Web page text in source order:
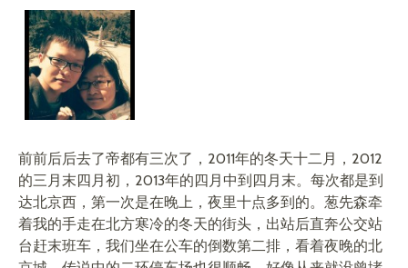
前前后后去了帝都有三次了，2011年的冬天十二月，2012
的三月末四月初，2013年的四月中到四月末。每次都是到
达北京西，第一次是在晚上，夜里十点多到的。葱先森牵
着我的手走在北方寒冷的冬天的街头，出站后直奔公交站
台赶末班车，我们坐在公车的倒数第二排，看着夜晚的北